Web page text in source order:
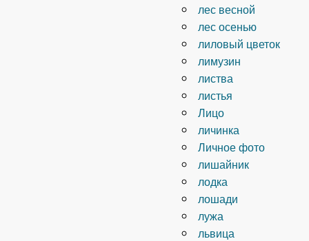
лес весной
лес осенью
лиловый цветок
лимузин
листва
листья
Лицо
личинка
Личное фото
лишайник
лодка
лошади
лужа
львица